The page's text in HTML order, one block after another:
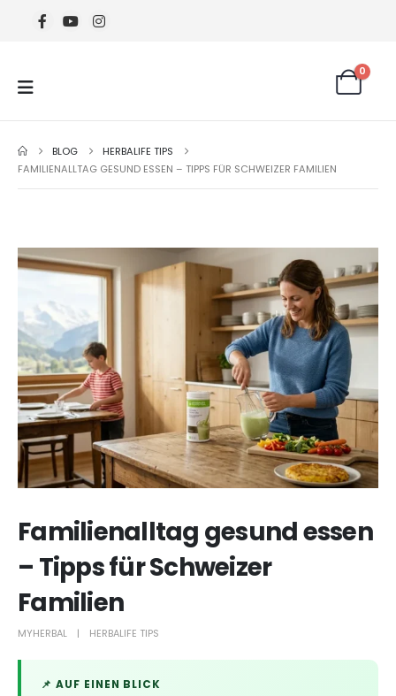
0
BLOG
HERBALIFE TIPS
FAMILIENALLTAG GESUND ESSEN – TIPPS FÜR SCHWEIZER FAMILIEN
Familienalltag gesund essen
– Tipps für Schweizer
Familien
MYHERBAL HERBALIFE TIPS
📌 AUF EINEN BLICK